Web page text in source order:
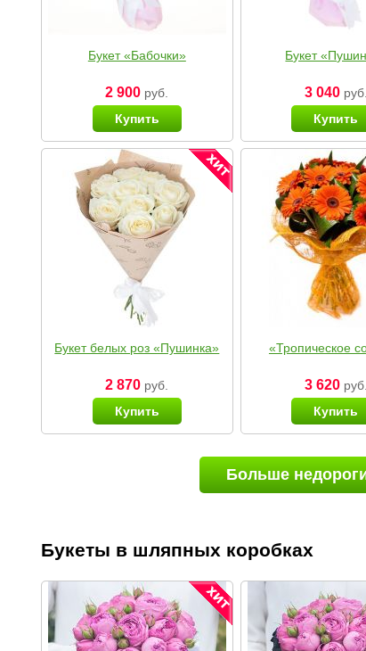
Букет «Бабочки»
2 900 руб.
Купить
Букет
3 040руб.
Купить
Букет белых роз «Пушинка»
2 870 руб.
Купить
«Тропическое
3 620руб.
Купить
Больше
Букеты в шляпных коробках